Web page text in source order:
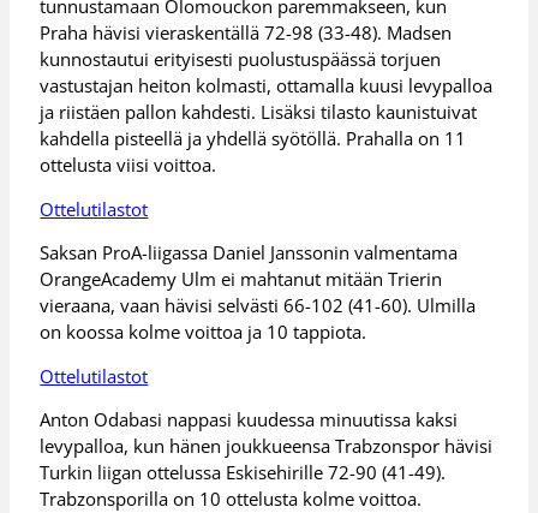
tunnustamaan Olomouckon paremmakseen, kun
Praha hävisi vieraskentällä 72-98 (33-48). Madsen
kunnostautui erityisesti puolustuspäässä torjuen
vastustajan heiton kolmasti, ottamalla kuusi levypalloa
ja riistäen pallon kahdesti. Lisäksi tilasto kaunistuivat
kahdella pisteellä ja yhdellä syötöllä. Prahalla on 11
ottelusta viisi voittoa.
Ottelutilastot
Saksan ProA-liigassa Daniel Janssonin valmentama
OrangeAcademy Ulm ei mahtanut mitään Trierin
vieraana, vaan hävisi selvästi 66-102 (41-60). Ulmilla
on koossa kolme voittoa ja 10 tappiota.
Ottelutilastot
Anton Odabasi nappasi kuudessa minuutissa kaksi
levypalloa, kun hänen joukkueensa Trabzonspor hävisi
Turkin liigan ottelussa Eskisehirille 72-90 (41-49).
Trabzonsporilla on 10 ottelusta kolme voittoa.